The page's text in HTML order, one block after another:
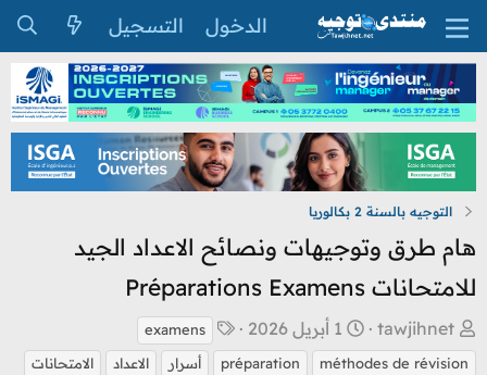
الدخول التسجيل
التوجيه بالسنة 2 بكالوريا
هام طرق وتوجيهات ونصائح الاعداد الجيد
للامتحانات Préparations Examens
ب
ا
tawjihnet
ت
ا
1 أبريل 2026
examens
méthodes de révision
préparation أسرار الاعداد
الامتحانات